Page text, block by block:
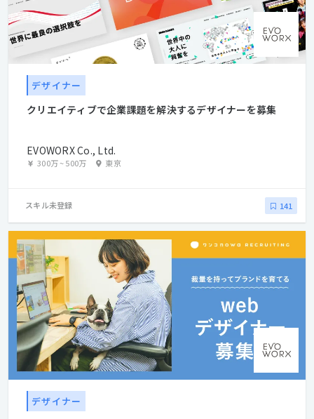
デザイナー
クリエイティブで企業課題を解決するデザイナーを募集
EVOWORX Co., Ltd.
300万~500万 東京
スキル未登録 141
デザイナー